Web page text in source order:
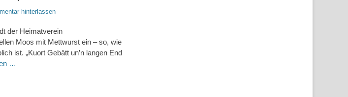
hinterlassen
der Heimatverein
Moos mit Mettwurst ein – so, wie
ist. „Kuort Gebätt un’n langen End
…